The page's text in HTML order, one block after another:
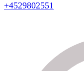
+4529802551